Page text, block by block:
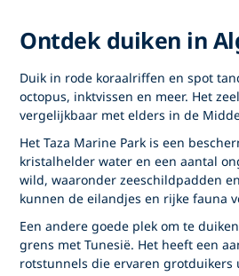
Ontdek duiken in
Duik in rode koraalriffen en spot
octopus, inktvissen en meer. Het
vergelijkbaar met elders in de
Het Taza Marine Park is een
kristalhelder water en een aantal
wild, waaronder zeeschildpadden
kunnen de eilandjes en rijke fauna
Een andere goede plek om te
grens met Tunesië. Het heeft een
rotstunnels die ervaren grotduikers